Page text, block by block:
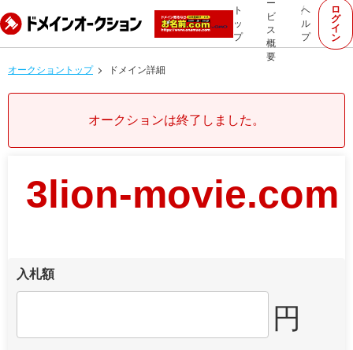
ト
ッ
プ
ー
ビ
ス
概
要
ヘ
ル
プ
ロ
グ
イ
ン
オークショントップ ドメイン詳細
オークションは終了しました。
3lion-movie.com
入札額
円